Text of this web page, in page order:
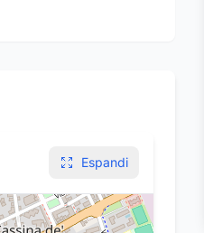
Espandi